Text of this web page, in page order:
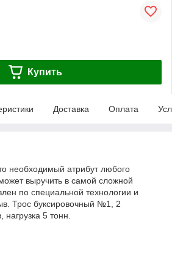
Купить
Доставка Оплата
необходимый атрибут любого
выручить в самой сложной
по специальной технологии и
Трос буксировочный №1, 2
5 тонн.